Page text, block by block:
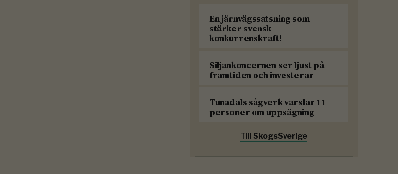
En järnvägssatsning som
stärker svensk
konkurrenskraft!
Siljankoncernen ser ljust på
framtiden och investerar
Tunadals sågverk varslar 11
personer om uppsägning
Till SkogsSverige